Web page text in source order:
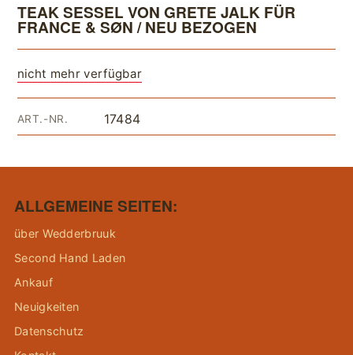
TEAK SESSEL VON GRETE JALK FÜR
FRANCE & SØN / NEU BEZOGEN
nicht mehr verfügbar
ART.-NR. 17484
ALLGEMEINE SEITEN:
über Wedderbruuk
Second Hand Laden
Ankauf
Neuigkeiten
Datenschutz